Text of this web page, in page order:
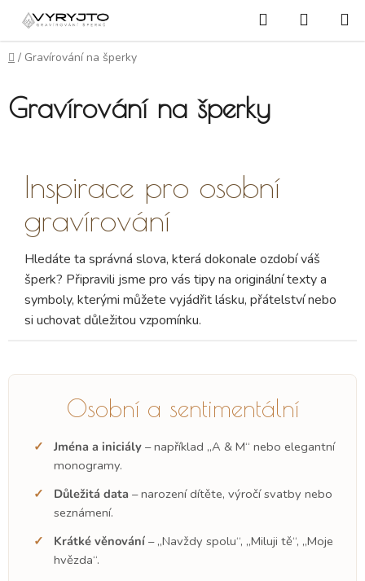
Přejít na obsah Hledat
Domů
/ Gravírování na šperky
Gravírování na šperky
Inspirace pro osobní
gravírování
Hledáte ta správná slova, která dokonale ozdobí váš
šperk? Připravili jsme pro vás tipy na originální texty a
symboly, kterými můžete vyjádřit lásku, přátelství nebo
si uchovat důležitou vzpomínku.
Osobní a sentimentální
Jména a iniciály – například „A & M“ nebo elegantní
monogramy.
Důležitá data – narození dítěte, výročí svatby nebo
seznámení.
Krátké věnování – „Navždy spolu“, „Miluji tě“, „Moje
hvězda“.